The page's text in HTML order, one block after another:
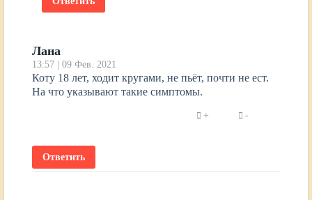
Лана
13:57 | 09 Фев. 2021
Коту 18 лет, ходит кругами, не пьёт, почти не ест.
На что указывают такие симптомы.
Ответить